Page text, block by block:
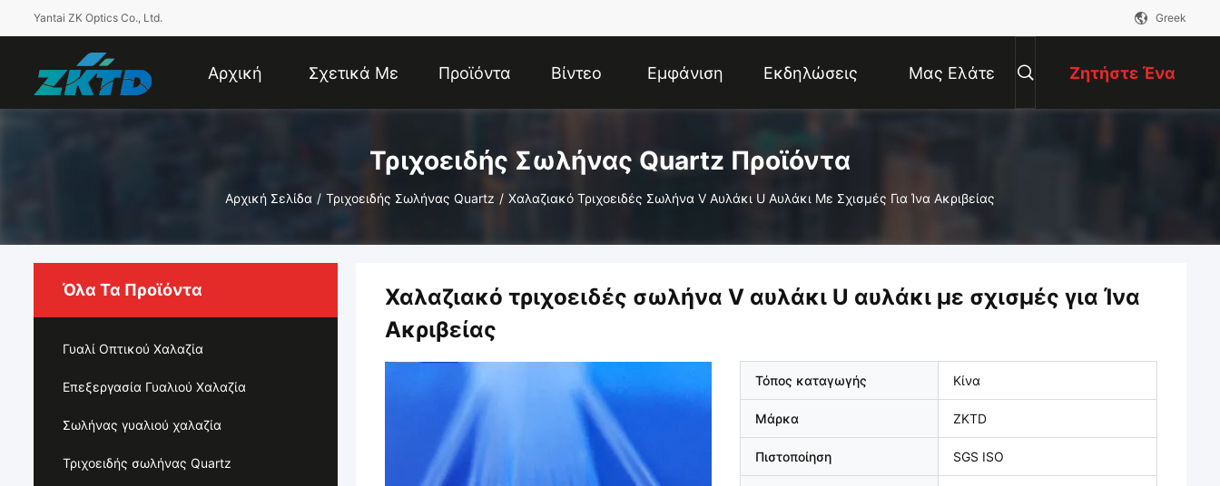
Yantai ZK Optics Co., Ltd. Greek
Αρχική Σχετικά Με Προϊόντα Βίντεο Εμφάνιση Εκδηλώσεις Μας Ελάτε Ζητήστε Ένα
Τριχοειδής Σωλήνας Quartz Προϊόντα
Αρχική Σελίδα / Τριχοειδής Σωλήνας Quartz / Χαλαζιακό Τριχοειδές Σωλήνα V Αυλάκι U Αυλάκι Με Σχισμές Για Ίνα Ακριβείας
Όλα Τα Προϊόντα
Γυαλί Οπτικού Χαλαζία
Επεξεργασία Γυαλιού Χαλαζία
Σωλήνας γυαλιού χαλαζία
Τριχοειδής σωλήνας Quartz
Χαλαζιακό τριχοειδές σωλήνα V αυλάκι U αυλάκι με σχισμές για Ίνα
Ακριβείας
Τόπος καταγωγής Κίνα
Μάρκα ZKTD
Πιστοποίηση SGS ISO